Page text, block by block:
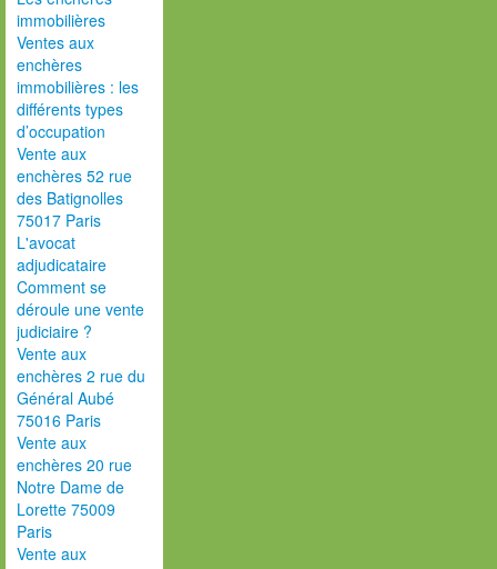
immobilières
Ventes aux
enchères
immobilières : les
différents types
d’occupation
Vente aux
enchères 52 rue
des Batignolles
75017 Paris
L'avocat
adjudicataire
Comment se
déroule une vente
judiciaire ?
Vente aux
enchères 2 rue du
Général Aubé
75016 Paris
Vente aux
enchères 20 rue
Notre Dame de
Lorette 75009
Paris
Vente aux